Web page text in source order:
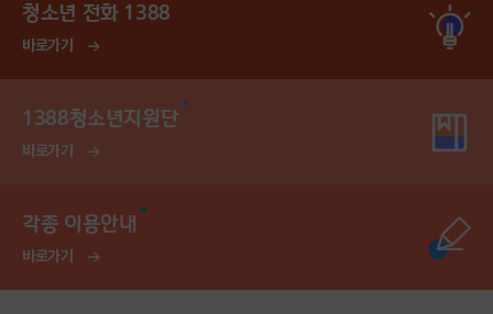
청소년 전화 1388
바로가기
1388청소년지원단
바로가기
각종 이용안내
바로가기